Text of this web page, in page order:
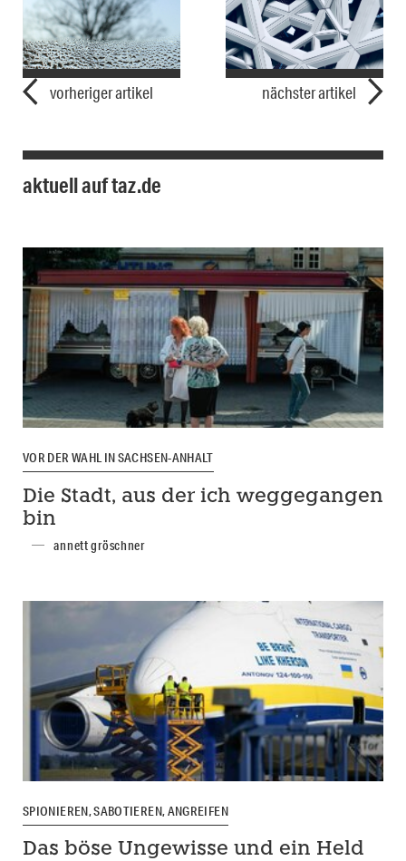
vorheriger artikel nächster artikel
aktuell auf taz.de
VOR DER WAHL IN SACHSEN-ANHALT
Die Stadt, aus der ich weggegangen
bin
annett gröschner
SPIONIEREN, SABOTIEREN, ANGREIFEN
Das böse Ungewisse und ein Held